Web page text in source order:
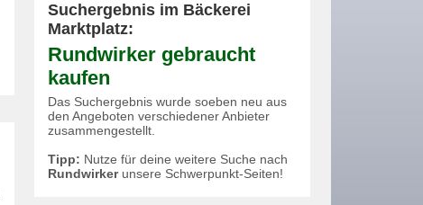
Suchergebnis im Bäckerei
Marktplatz:
Rundwirker gebraucht
kaufen
Das Suchergebnis wurde soeben neu aus
den Angeboten verschiedener Anbieter
zusammengestellt.
Tipp: Nutze für deine weitere Suche nach
Rundwirkerunsere Schwerpunkt-Seiten!